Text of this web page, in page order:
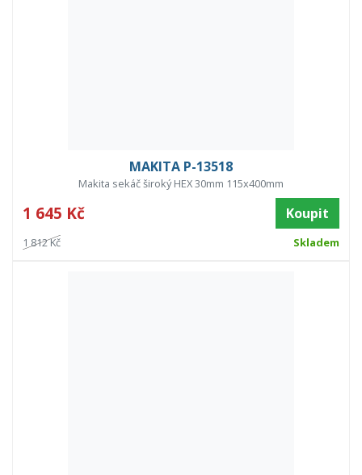
MAKITA P-13518
Makita sekáč široký HEX 30mm 115x400mm
1 645 Kč Koupit
1 812 Kč Skladem